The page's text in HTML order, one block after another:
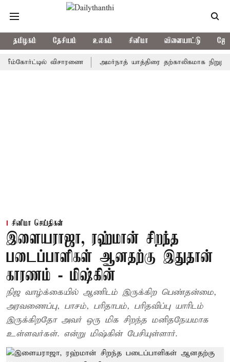
தமிழகம் தேசியம் உலகம் சினிமா விளையாட்டு
விசாரணை அமர்நாத் யாத்திரை தற்காலிகமாக நிறுத்தம்
சினிமா செய்திகள்
இளையராஜா, ரஹ்மான் சிறந்த
படைப்பாளிகள் ஆனதற்கு இதுதான்
காரணம் - மிஷ்கின்
நிஜ வாழ்க்கையில் ஆணிடம் இருக்கிற பெண்தன்மை,
அரவணைப்பு, பாசம், பரிதாபம், பரிதவிப்பு யாரிடம்
இருக்கிறதோ அவர் ஒரு மிக சிறந்த மனிதநேயமாக
உள்ளவர்கள். என்று மிஷ்கின் பேசியுள்ளார்.